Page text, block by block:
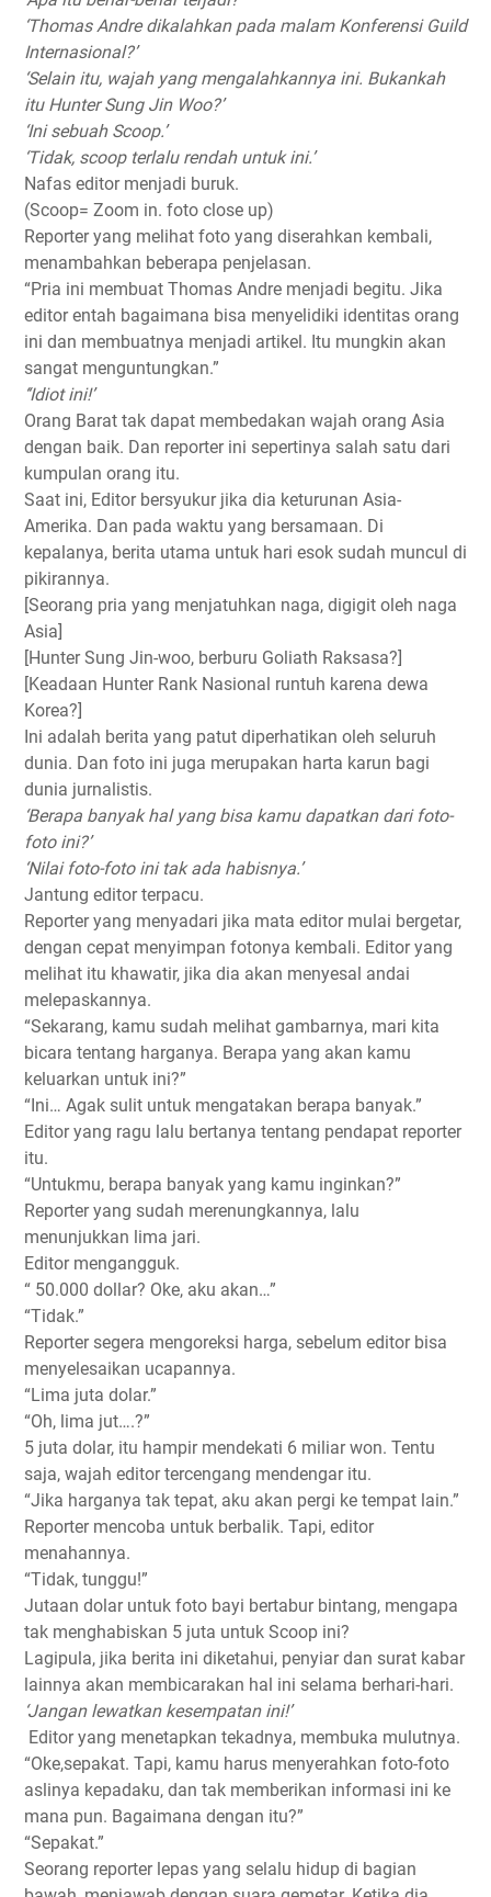
‘Thomas Andre dikalahkan pada malam Konferensi Guild
Internasional?’
‘Selain itu, wajah yang mengalahkannya ini. Bukankah
itu Hunter Sung Jin Woo?’
‘Ini sebuah Scoop.’
‘Tidak, scoop terlalu rendah untuk ini.’
Nafas editor menjadi buruk.
(Scoop= Zoom in. foto close up)
Reporter yang melihat foto yang diserahkan kembali,
menambahkan beberapa penjelasan.
“Pria ini membuat Thomas Andre menjadi begitu. Jika
editor entah bagaimana bisa menyelidiki identitas orang
ini dan membuatnya menjadi artikel. Itu mungkin akan
sangat menguntungkan.”
‘‘Idiot ini!’
Orang Barat tak dapat membedakan wajah orang Asia
dengan baik. Dan reporter ini sepertinya salah satu dari
kumpulan orang itu.
Saat ini, Editor bersyukur jika dia keturunan Asia-
Amerika. Dan pada waktu yang bersamaan. Di
kepalanya, berita utama untuk hari esok sudah muncul di
pikirannya.
[Seorang pria yang menjatuhkan naga, digigit oleh naga
Asia]
[Hunter Sung Jin-woo, berburu Goliath Raksasa?]
[Keadaan Hunter Rank Nasional runtuh karena dewa
Korea?]
Ini adalah berita yang patut diperhatikan oleh seluruh
dunia. Dan foto ini juga merupakan harta karun bagi
dunia jurnalistis.
‘Berapa banyak hal yang bisa kamu dapatkan dari foto-
foto ini?’
‘Nilai foto-foto ini tak ada habisnya.’
Jantung editor terpacu.
Reporter yang menyadari jika mata editor mulai bergetar,
dengan cepat menyimpan fotonya kembali. Editor yang
melihat itu khawatir, jika dia akan menyesal andai
melepaskannya.
“Sekarang, kamu sudah melihat gambarnya, mari kita
bicara tentang harganya. Berapa yang akan kamu
keluarkan untuk ini?”
“Ini… Agak sulit untuk mengatakan berapa banyak.”
Editor yang ragu lalu bertanya tentang pendapat reporter
itu.
“Untukmu, berapa banyak yang kamu inginkan?”
Reporter yang sudah merenungkannya, lalu
menunjukkan lima jari.
Editor mengangguk.
“ 50.000 dollar? Oke, aku akan…”
“Tidak.”
Reporter segera mengoreksi harga, sebelum editor bisa
menyelesaikan ucapannya.
“Lima juta dolar.”
“Oh, lima jut….?”
5 juta dolar, itu hampir mendekati 6 miliar won. Tentu
saja, wajah editor tercengang mendengar itu.
“Jika harganya tak tepat, aku akan pergi ke tempat lain.”
Reporter mencoba untuk berbalik. Tapi, editor
menahannya.
“Tidak, tunggu!”
Jutaan dolar untuk foto bayi bertabur bintang, mengapa
tak menghabiskan 5 juta untuk Scoop ini?
Lagipula, jika berita ini diketahui, penyiar dan surat kabar
lainnya akan membicarakan hal ini selama berhari-hari.
‘Jangan lewatkan kesempatan ini!’
Editor yang menetapkan tekadnya, membuka mulutnya.
“Oke,sepakat. Tapi, kamu harus menyerahkan foto-foto
aslinya kepadaku, dan tak memberikan informasi ini ke
mana pun. Bagaimana dengan itu?”
“Sepakat.”
Seorang reporter lepas yang selalu hidup di bagian